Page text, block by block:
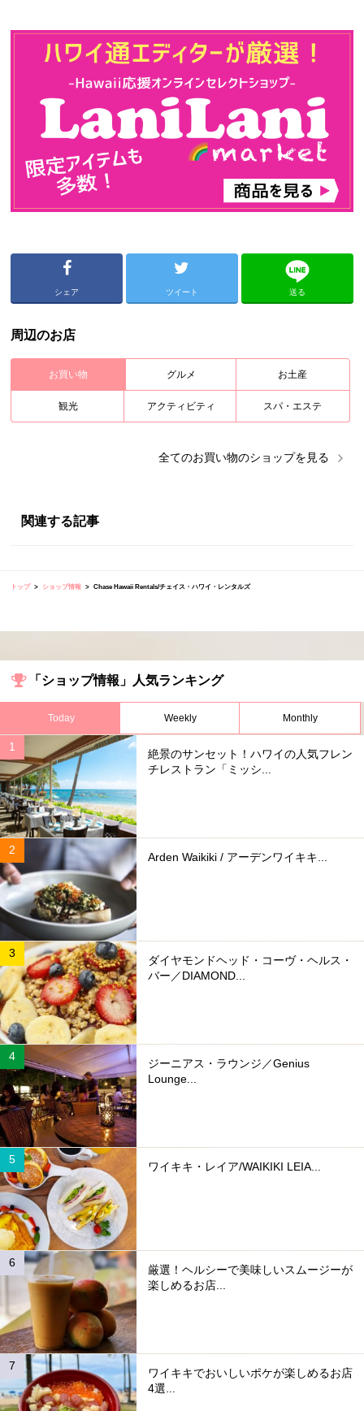
シェア ツイート 送る
周辺のお店
お買い物 グルメ お土産
観光 アクティビティ スパ・エステ
全てのお買い物のショップを見る
関連する記事
トップ ショップ情報 Chase Hawaii Rentals/チェイス・ハワイ・レンタルズ
「ショップ情報」人気ランキング
Today Weekly Monthly
絶景のサンセット！ハワイの人気フレン
チレストラン「ミッシ...
Arden Waikiki / アーデンワイキキ...
ダイヤモンドヘッド・コーヴ・ヘルス・
バー／DIAMOND...
ジーニアス・ラウンジ／Genius
Lounge...
ワイキキ・レイア/WAIKIKI LEIA...
厳選！ヘルシーで美味しいスムージーが
楽しめるお店...
ワイキキでおいしいポケが楽しめるお店
4選...